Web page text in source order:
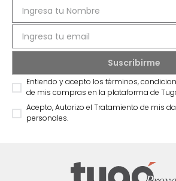
Entiendo y acepto los términos,
de mis compras en la plataforma de
Acepto, Autorizo el Tratamiento de mis
personales.